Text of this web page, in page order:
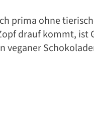
prima ohne
drauf kommt, ist
veganer